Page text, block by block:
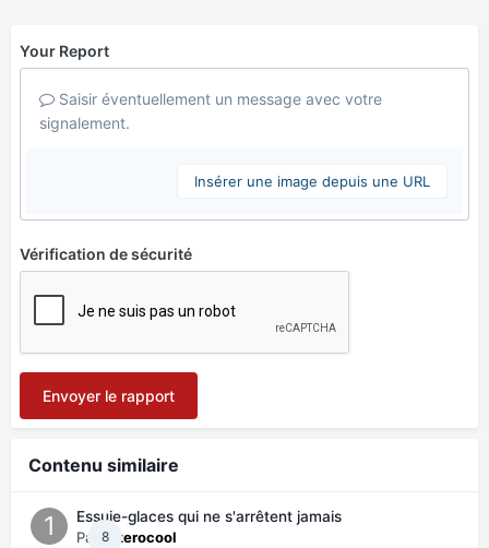
Your Report
Saisir éventuellement un message avec votre
signalement.
Insérer une image depuis une URL
Vérification de sécurité
Envoyer le rapport
Contenu similaire
8
Essuie-glaces qui ne s'arrêtent jamais
Par11zerocool